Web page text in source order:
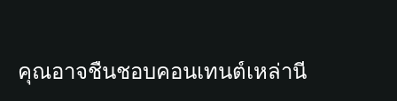
คุณอาจชื่นชอบคอนเทนต์เหล่านี้